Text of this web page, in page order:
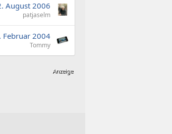
August 2006
patjaselm
Februar 2004
Tommy